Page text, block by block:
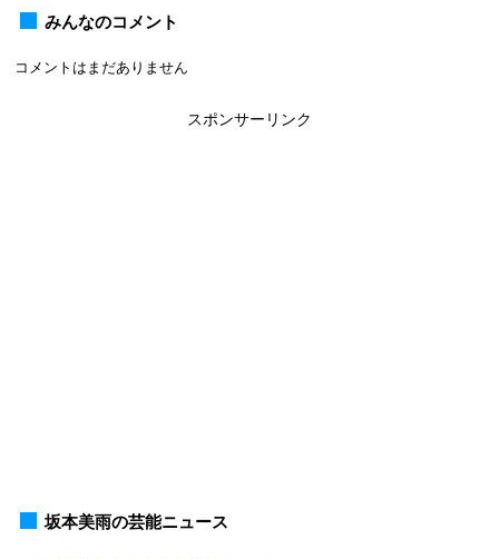
みんなのコメント
コメントはまだありません
スポンサーリンク
坂本美雨の芸能ニュース